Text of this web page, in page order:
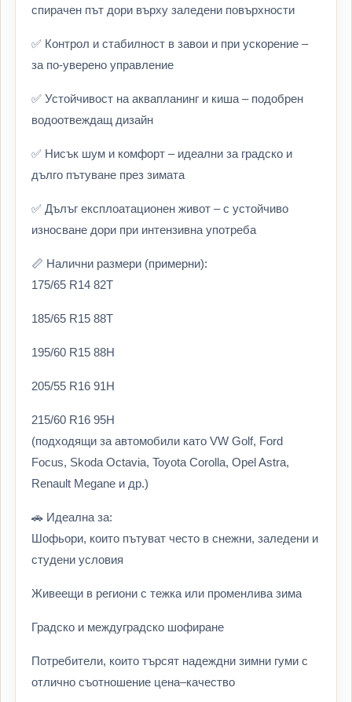
спирачен път дори върху заледени повърхности
✅ Контрол и стабилност в завои и при ускорение –
за по-уверено управление
✅ Устойчивост на аквапланинг и киша – подобрен
водоотвеждащ дизайн
✅ Нисък шум и комфорт – идеални за градско и
дълго пътуване през зимата
✅ Дълъг експлоатационен живот – с устойчиво
износване дори при интензивна употреба
📏 Налични размери (примерни):
175/65 R14 82T
185/65 R15 88T
195/60 R15 88H
205/55 R16 91H
215/60 R16 95H
(подходящи за автомобили като VW Golf, Ford
Focus, Skoda Octavia, Toyota Corolla, Opel Astra,
Renault Megane и др.)
🚗 Идеална за:
Шофьори, които пътуват често в снежни, заледени и
студени условия
Живеещи в региони с тежка или променлива зима
Градско и междуградско шофиране
Потребители, които търсят надеждни зимни гуми с
отлично съотношение цена–качество